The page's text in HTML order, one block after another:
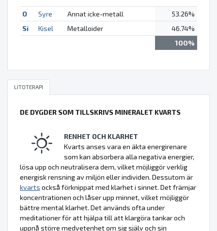
O Syre Annat icke-metall
53.26%
Si
Kisel Metalloider
46.74%
100%
LITOTERAPI
DE DYGDER SOM TILLSKRIVS MINERALET KVARTS
RENHET OCH KLARHET
Kvarts anses vara en äkta energirenare
som kan absorbera alla negativa energier,
lösa upp och neutralisera dem, vilket möjliggör verklig
energisk rensning av miljön eller individen. Dessutom är
kvarts också förknippat med klarhet i sinnet. Det främjar
koncentrationen och låser upp minnet, vilket möjliggör
bättre mental klarhet. Det används ofta under
meditationer för att hjälpa till att klargöra tankar och
uppnå större medvetenhet om sig själv och sin